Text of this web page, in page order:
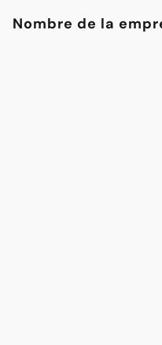
Nombre de la